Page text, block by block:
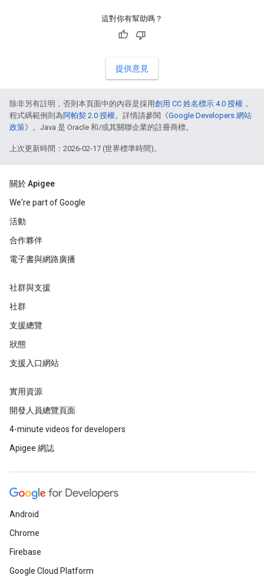
這對你有幫助嗎？
提供意見
除非另有註明，否則本頁面中的內容是採用創用 CC 姓名標示 4.0 授權 ，
程式碼範例則為阿帕契 2.0 授權。詳情請參閱《Google Developers 網站
政策》。Java 是 Oracle 和/或其關聯企業的註冊商標。
上次更新時間：2026-02-17 (世界標準時間)。
關於 Apigee
We're part of Google
活動
合作夥伴
電子書與網路廣播
社群與支援
社群
支援總覽
狀態
支援入口網站
實用資源
開發人員總覽頁面
4-minute videos for developers
Apigee 網誌
Android
Chrome
Firebase
Google Cloud Platform